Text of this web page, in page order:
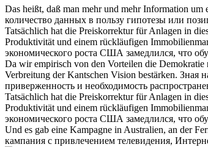
Das heißt, daß man mehr und mehr Information um
количество данных в пользу гипотезы или
Tatsächlich hat die Preiskorrektur für Anlagen in
Produktivität und einem rückläufigen
экономического роста США замедлился, что
Da wir empirisch von den Vorteilen die
Verbreitung der Kantschen Vision bestärken. Зная
приверженность и необходимость
Tatsächlich hat die Preiskorrektur für Anlagen in
Produktivität und einem rückläufigen
экономического роста США замедлился, что
Und es gab eine Kampagne in Australien, an der
кампания с привлечением телевидения,